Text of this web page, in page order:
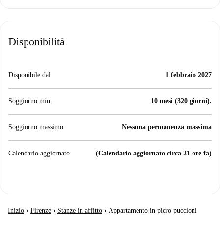
Disponibilità
Disponibile dal 1 febbraio 2027
Soggiorno min. 10 mesi (320 giorni).
Soggiorno massimo Nessuna permanenza massima
Calendario aggiornato (Calendario aggiornato circa 21 ore fa)
Inizio › Firenze › Stanze in affitto › Appartamento in piero puccioni